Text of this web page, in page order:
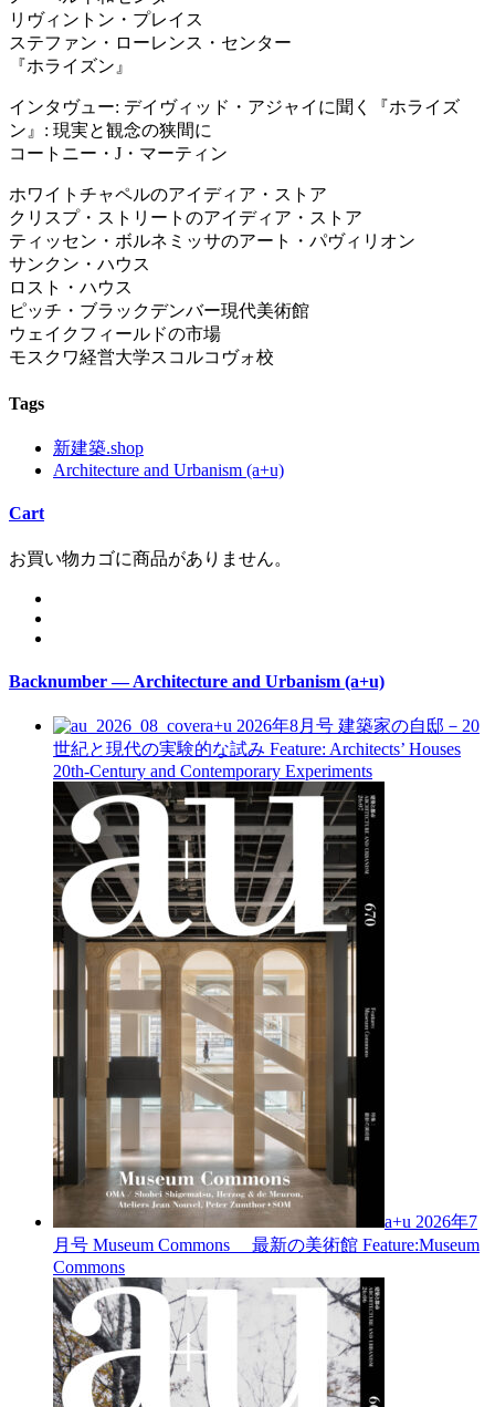
リヴィントン・プレイス
ステファン・ローレンス・センター
『ホライズン』
インタヴュー: デイヴィッド・アジャイに聞く『ホライズ
ン』: 現実と観念の狭間に
コートニー・J・マーティン
ホワイトチャペルのアイディア・ストア
クリスプ・ストリートのアイディア・ストア
ティッセン・ボルネミッサのアート・パヴィリオン
サンクン・ハウス
ロスト・ハウス
ピッチ・ブラックデンバー現代美術館
ウェイクフィールドの市場
モスクワ経営大学スコルコヴォ校
Tags
新建築.shop
Architecture and Urbanism (a+u)
Cart
お買い物カゴに商品がありません。
Backnumber — Architecture and Urbanism (a+u)
a+u 2026年8月号 建築家の自邸－20
世紀と現代の実験的な試み Feature: Architects’ Houses
20th-Century and Contemporary Experiments
a+u 2026年7
月号 Museum Commons 最新の美術館 Feature:Museum
Commons